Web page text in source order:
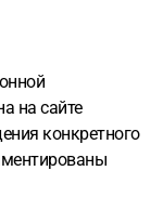
на сайте
конкретного